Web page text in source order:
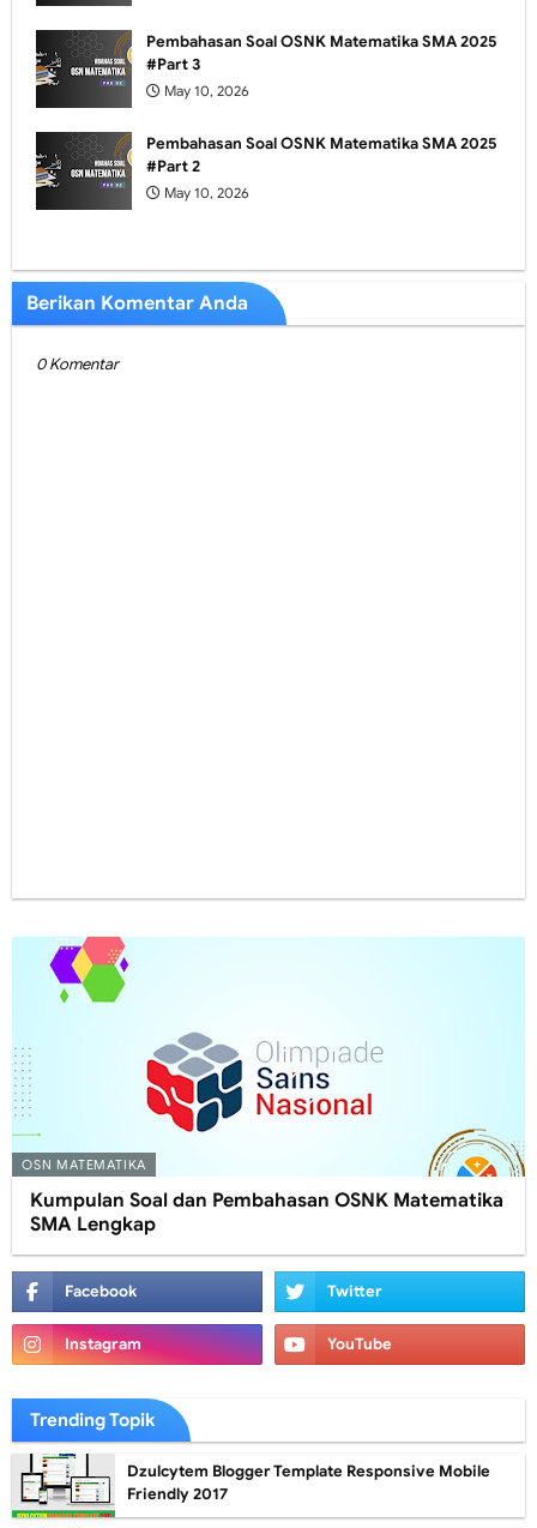
Pembahasan Soal OSNK Matematika SMA 2025
#Part 3
May 10, 2026
Pembahasan Soal OSNK Matematika SMA 2025
#Part 2
May 10, 2026
Berikan Komentar Anda
0 Komentar
OSN MATEMATIKA
Kumpulan Soal dan Pembahasan OSNK Matematika
SMA Lengkap
Trending Topik
Dzulcytem Blogger Template Responsive Mobile
Friendly 2017